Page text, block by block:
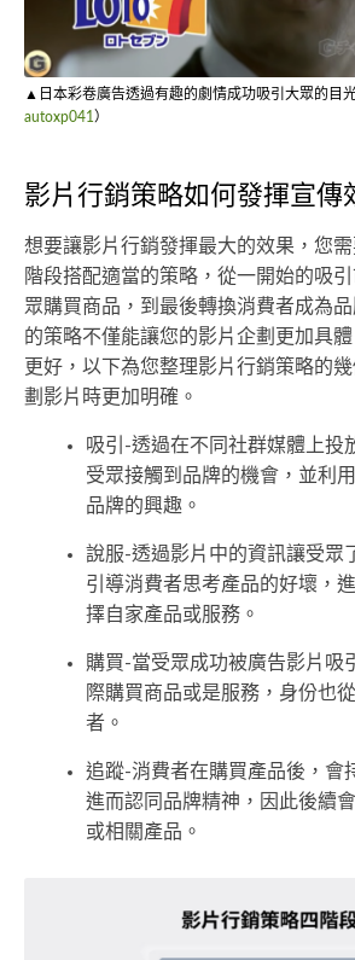
▲日本彩卷廣告透過有趣的劇情成功吸引大眾的目
autoxp041 ）
影片行銷策略如何發揮宣傳
想要讓影片行銷發揮最大的效果，您
階段搭配適當的策略，從一開始的吸
眾購買商品，到最後轉換消費者成為
的策略不僅能讓您的影片企劃更加具
更好，以下為您整理影片行銷策略的
劃影片時更加明確。
吸引-透過在不同社群媒體上投
受眾接觸到品牌的機會，並利
品牌的興趣。
說服-透過影片中的資訊讓受眾
引導消費者思考產品的好壞，
擇自家產品或服務。
購買-當受眾成功被廣告影片吸
際購買商品或是服務，身份也
者。
追蹤-消費者在購買產品後，會
進而認同品牌精神，因此後續
或相關產品。